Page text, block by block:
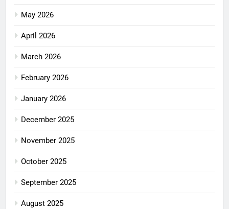
May 2026
April 2026
March 2026
February 2026
January 2026
December 2025
November 2025
October 2025
September 2025
August 2025